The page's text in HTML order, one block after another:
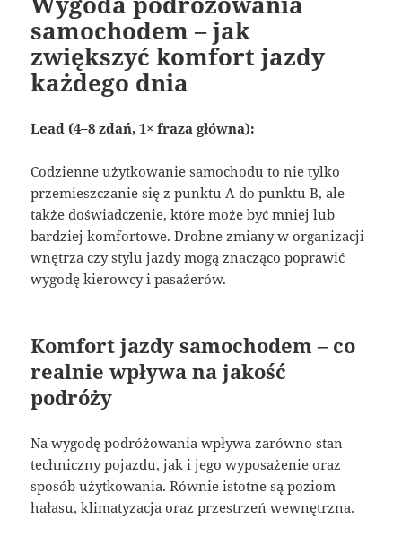
samochodem – jak
zwiększyć komfort jazdy
każdego dnia
Lead (4–8 zdań, 1× fraza główna):
Codzienne użytkowanie samochodu to nie tylko
przemieszczanie się z punktu A do punktu B, ale
także doświadczenie, które może być mniej lub
bardziej komfortowe. Drobne zmiany w organizacji
wnętrza czy stylu jazdy mogą znacząco poprawić
wygodę kierowcy i pasażerów.
Komfort jazdy samochodem – co
realnie wpływa na jakość
podróży
Na wygodę podróżowania wpływa zarówno stan
techniczny pojazdu, jak i jego wyposażenie oraz
sposób użytkowania. Równie istotne są poziom
hałasu, klimatyzacja oraz przestrzeń wewnętrzna.